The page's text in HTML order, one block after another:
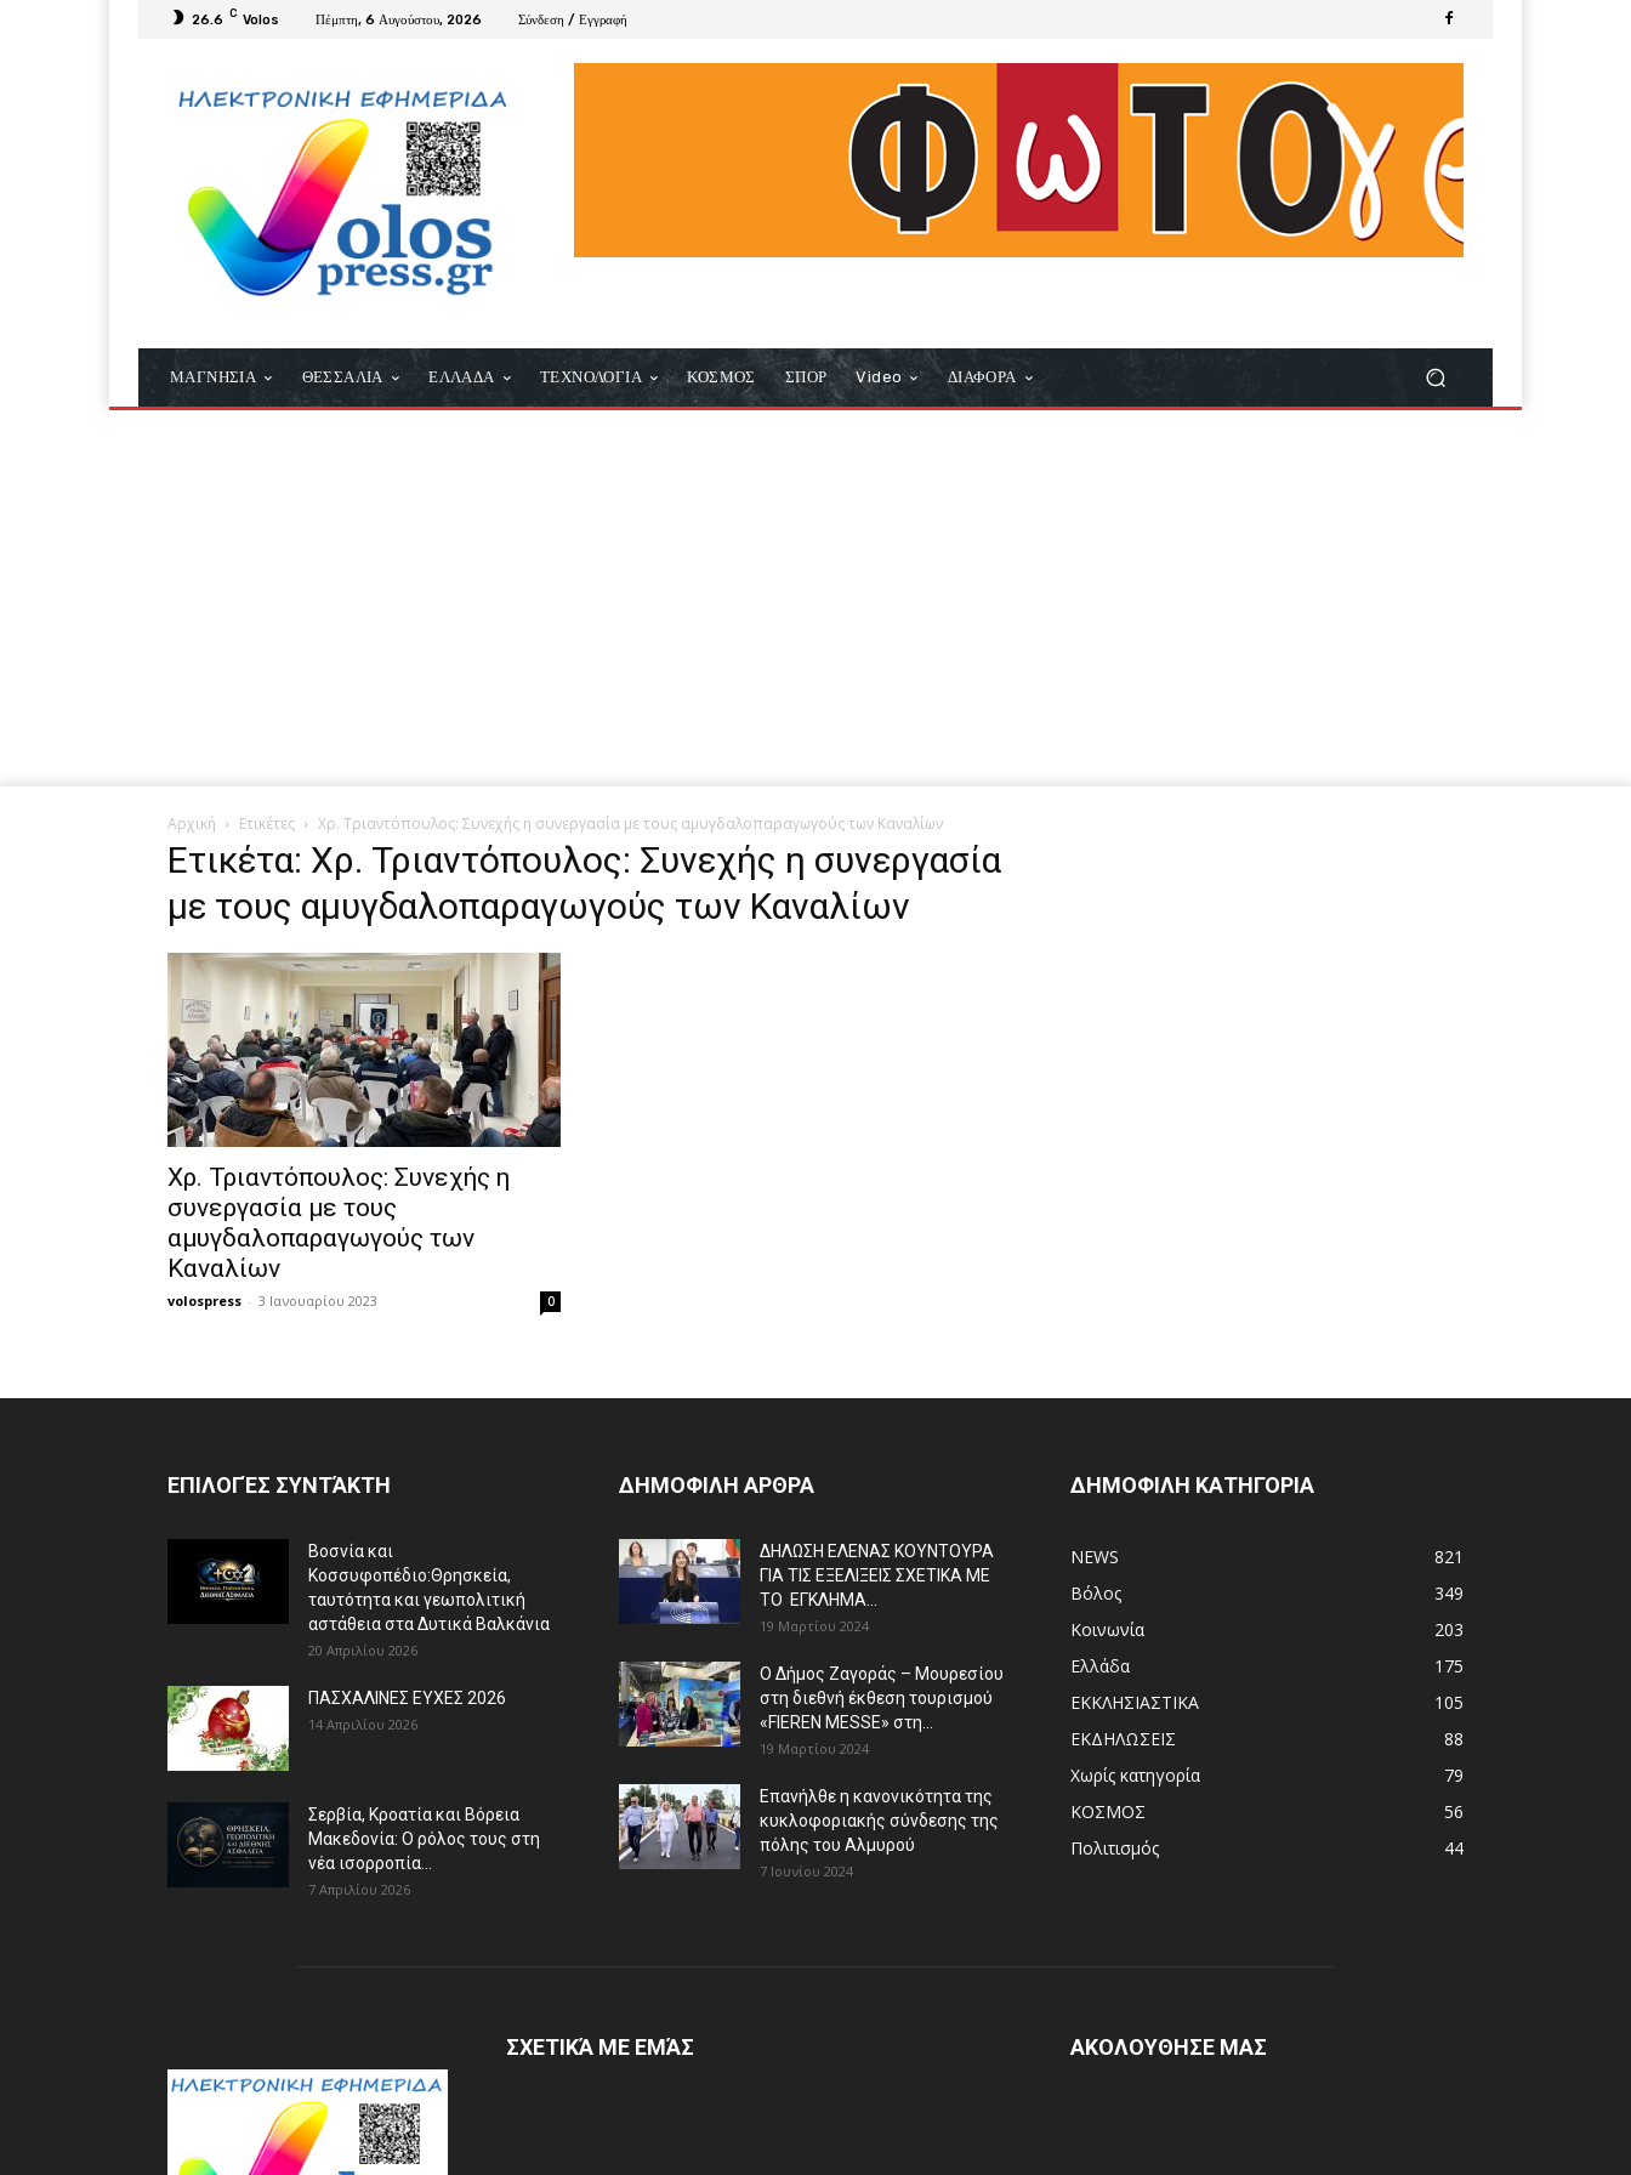
26.6 C Volos Πέμπτη, 6 Αυγούστου, 2026 Σύνδεση / Εγγραφή
ΜΑΓΝΗΣΙΑ ΘΕΣΣΑΛΙΑ ΕΛΛΑΔΑ ΤΕΧΝΟΛΟΓΙΑ ΚΟΣΜΟΣ ΣΠΟΡ Video ΔΙΑΦΟΡΑ
Αρχική Ετικέτες Χρ. Τριαντόπουλος: Συνεχής η συνεργασία με τους αμυγδαλοπαραγωγούς των Καναλίων
Ετικέτα: Χρ. Τριαντόπουλος: Συνεχής η συνεργασία
με τους αμυγδαλοπαραγωγούς των Καναλίων
Χρ. Τριαντόπουλος: Συνεχής η
συνεργασία με τους
αμυγδαλοπαραγωγούς των
Καναλίων
volospress - 3 Ιανουαρίου 2023 0
ΕΠΙΛΟΓΈΣ ΣΥΝΤΆΚΤΗ
Βοσνία και
Κοσσυφοπέδιο:Θρησκεία,
ταυτότητα και γεωπολιτική
αστάθεια στα Δυτικά Βαλκάνια
20 Απριλίου 2026
ΠΑΣΧΑΛΙΝΕΣ ΕΥΧΕΣ 2026
14 Απριλίου 2026
Σερβία, Κροατία και Βόρεια
Μακεδονία: Ο ρόλος τους στη
νέα ισορροπία...
7 Απριλίου 2026
ΔΗΜΟΦΙΛΗ ΑΡΘΡΑ
ΔΗΛΩΣΗ ΕΛΕΝΑΣ ΚΟΥΝΤΟΥΡΑ
ΓΙΑ ΤΙΣ ΕΞΕΛΙΞΕΙΣ ΣΧΕΤΙΚΑ ΜΕ
ΤΟ ΕΓΚΛΗΜΑ...
19 Μαρτίου 2024
Ο Δήμος Ζαγοράς – Μουρεσίου
στη διεθνή έκθεση τουρισμού
«FIEREN MESSE» στη...
19 Μαρτίου 2024
Επανήλθε η κανονικότητα της
κυκλοφοριακής σύνδεσης της
πόλης του Αλμυρού
7 Ιουνίου 2024
ΔΗΜΟΦΙΛΗ ΚΑΤΗΓΟΡΙΑ
NEWS
821
Βόλος
349
Κοινωνία
203
Ελλάδα
175
ΕΚΚΛΗΣΙΑΣΤΙΚΑ
105
ΕΚΔΗΛΩΣΕΙΣ
88
Χωρίς κατηγορία
79
ΚΟΣΜΟΣ
56
Πολιτισμός
44
ΣΧΕΤΙΚΆ ΜΕ ΕΜΆΣ ΑΚΟΛΟΥΘΗΣΕ ΜΑΣ